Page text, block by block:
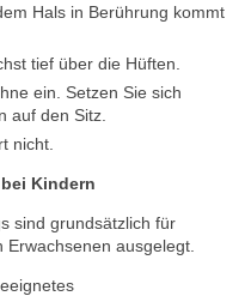
Hals in Berührung kommt
tief über die Hüften.
ein. Setzen Sie sich
auf den Sitz.
nicht.
Kindern
sind grundsätzlich für
ausgelegt.